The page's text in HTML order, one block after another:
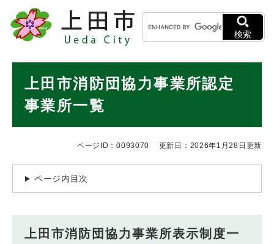
メニューを飛ばして本文へ
キ
ー
ワ
検
検索
上田市消防団協力事業所認定
事業所一覧
ページID：0093070 更新日：2026年1月28日更新
ページ内目次
上田市消防団協力事業所表示制度一